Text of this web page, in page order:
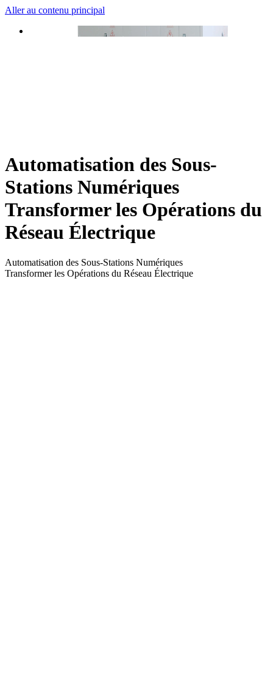
Aller au contenu principal
Automatisation des Sous-
Stations Numériques
Transformer les Opérations du
Réseau Électrique
Automatisation des Sous-Stations Numériques
Transformer les Opérations du Réseau Électrique